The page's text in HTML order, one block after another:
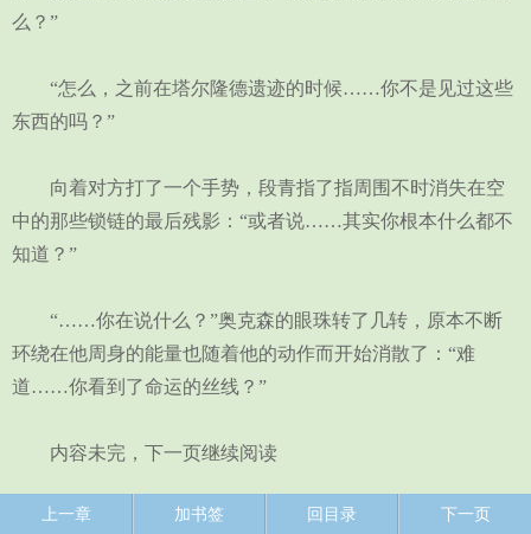
么？”
“怎么，之前在塔尔隆德遗迹的时候……你不是见过这些
东西的吗？”
向着对方打了一个手势，段青指了指周围不时消失在空
中的那些锁链的最后残影：“或者说……其实你根本什么都不
知道？”
“……你在说什么？”奥克森的眼珠转了几转，原本不断
环绕在他周身的能量也随着他的动作而开始消散了：“难
道……你看到了命运的丝线？”
内容未完，下一页继续阅读
上一章 加书签 回目录 下一页